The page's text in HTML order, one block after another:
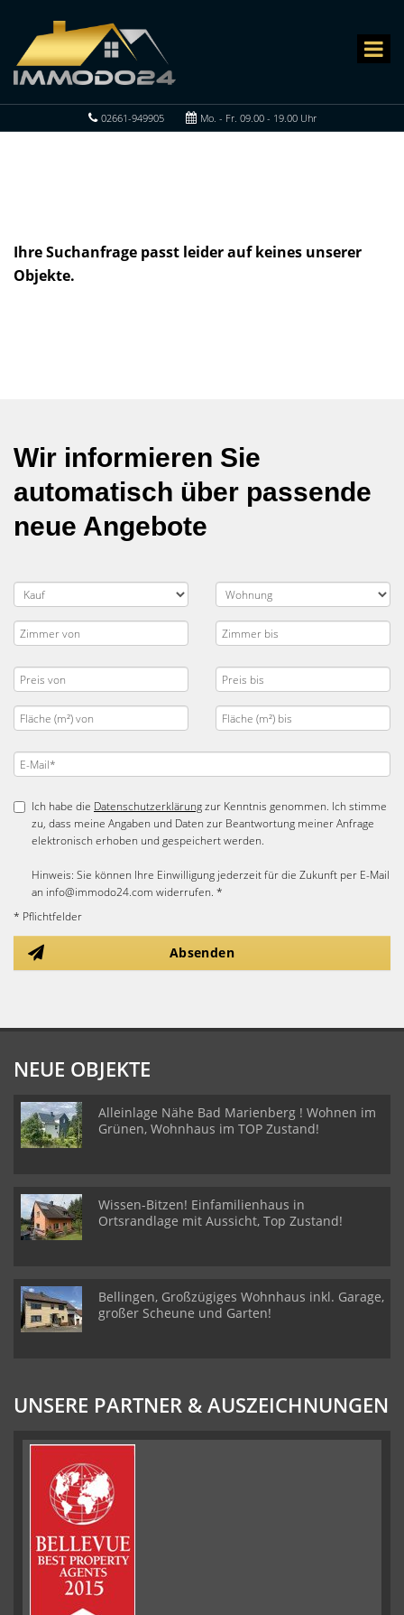
02661-949905 Mo. - Fr. 09.00 - 19.00 Uhr
Ihre Suchanfrage passt leider auf keines unserer
Objekte.
Wir informieren Sie
automatisch über passende
neue Angebote
Ich habe die Datenschutzerklärungzur Kenntnis genommen. Ich stimme
zu, dass meine Angaben und Daten zur Beantwortung meiner Anfrage
elektronisch erhoben und gespeichert werden.
Hinweis: Sie können Ihre Einwilligung jederzeit für die Zukunft per E-Mail
an info@immodo24.com widerrufen. *
* Pflichtfelder
Absenden
NEUE OBJEKTE
Alleinlage Nähe Bad Marienberg ! Wohnen im
Grünen, Wohnhaus im TOP Zustand!
Wissen-Bitzen! Einfamilienhaus in
Ortsrandlage mit Aussicht, Top Zustand!
Bellingen, Großzügiges Wohnhaus inkl. Garage,
großer Scheune und Garten!
UNSERE PARTNER & AUSZEICHNUNGEN